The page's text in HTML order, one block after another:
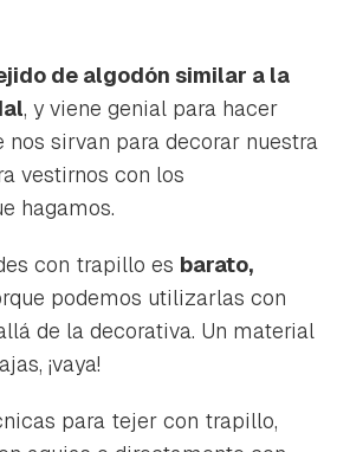
de algodón similar a la
, y viene genial para hacer
nos sirvan para decorar nuestra
vestirnos con los
hagamos.
con trapillo es barato,
podemos utilizarlas con
de la decorativa. Un material
¡vaya!
para tejer con trapillo,